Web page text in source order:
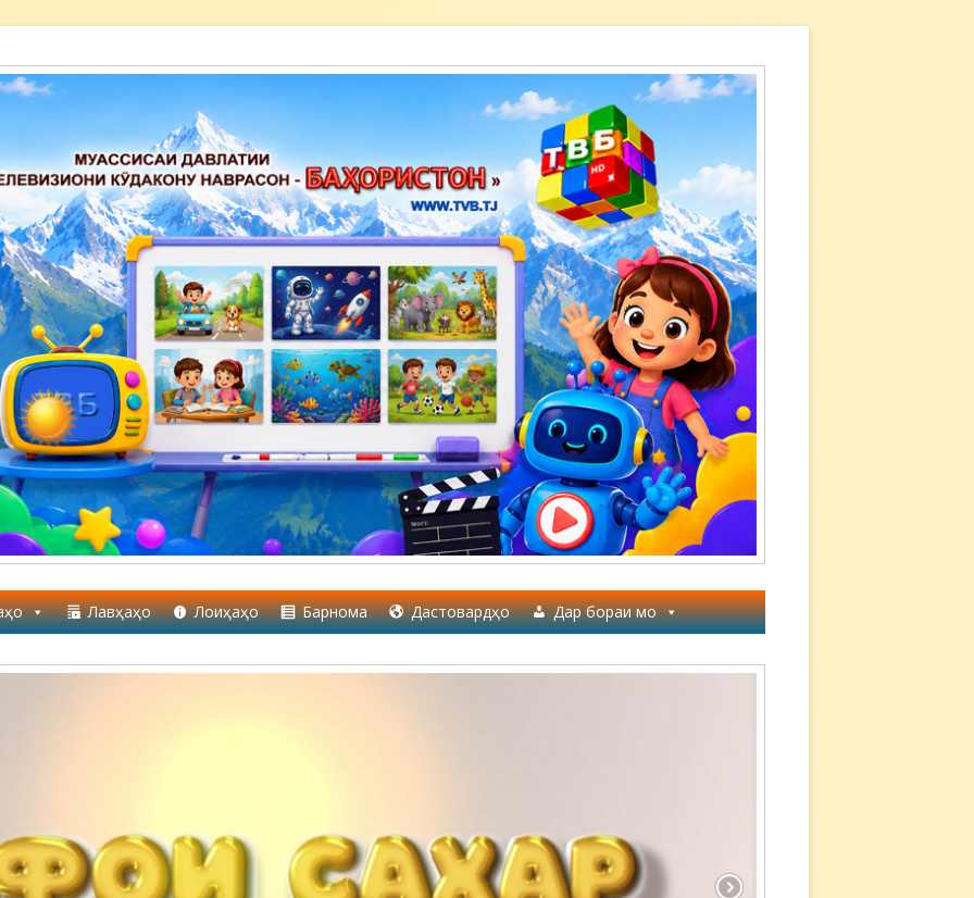
Лавҳаҳо Лоиҳаҳо Барнома Дастовардҳо Дар бораи мо